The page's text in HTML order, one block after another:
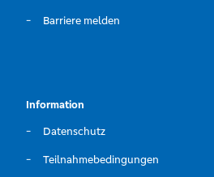
Barriere melden
Information
Datenschutz
Teilnahmebedingungen